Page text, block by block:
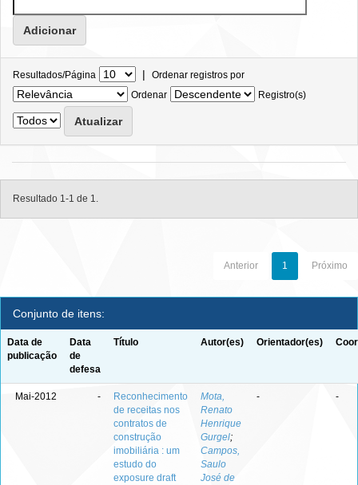
Resultados/Página | Ordenar registros por
Ordenar
Registro(s)
Resultado 1-1 de 1.
Anterior 1 Próximo
Conjunto de itens:
Data de
publicação
Data
de
defesa
Título Autor(es) Orientador(es)
Mai-2012 -
Reconhecimento
de receitas nos
contratos de
construção
imobiliária : um
estudo do
exposure draft
Mota,
Renato
Henrique
Gurgel;
Campos,
Saulo
José de
- -